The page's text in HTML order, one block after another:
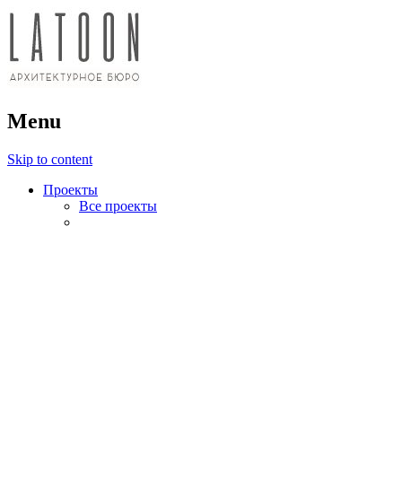
LATOON
архитектурное бюро
Menu
Skip to content
Проекты
Все проекты